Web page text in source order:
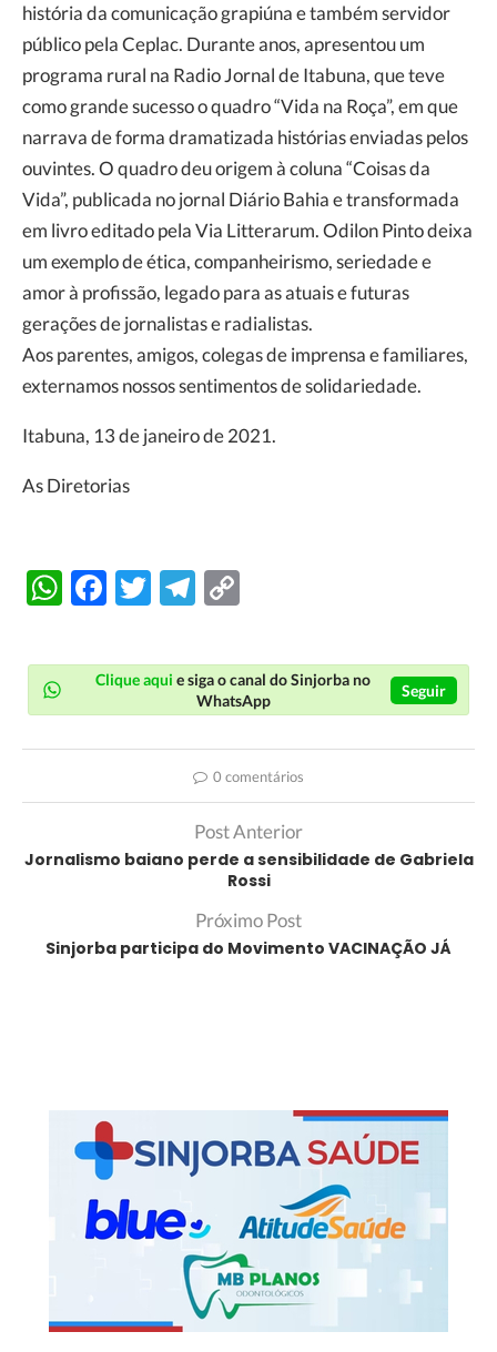
história da comunicação grapiúna e também servidor
público pela Ceplac. Durante anos, apresentou um
programa rural na Radio Jornal de Itabuna, que teve
como grande sucesso o quadro “Vida na Roça”, em que
narrava de forma dramatizada histórias enviadas pelos
ouvintes. O quadro deu origem à coluna “Coisas da
Vida”, publicada no jornal Diário Bahia e transformada
em livro editado pela Via Litterarum. Odilon Pinto deixa
um exemplo de ética, companheirismo, seriedade e
amor à profissão, legado para as atuais e futuras
gerações de jornalistas e radialistas.
Aos parentes, amigos, colegas de imprensa e familiares,
externamos nossos sentimentos de solidariedade.
Itabuna, 13 de janeiro de 2021.
As Diretorias
WhatsApp
Facebook
TwitterTelegram
Clique aqui e siga o canal do Sinjorba no
WhatsApp
Seguir
0 comentários
Post Anterior
Jornalismo baiano perde a sensibilidade de Gabriela
Rossi
Próximo Post
Sinjorba participa do Movimento VACINAÇÃO JÁ